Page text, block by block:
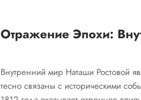
Отражение Эпохи:
Внутренний мир Наташи Ростовой
тесно связаны с историческими